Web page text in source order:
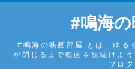
#鳴海
#鳴海の映画部屋 とは、ゆる
が閉じるまで映画を観続けよ
ブログ